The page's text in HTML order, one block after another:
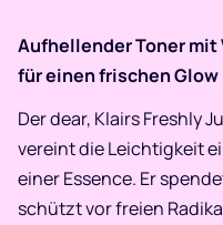
Aufhellender Toner
für einen frischen Glow
Der dear, Klairs Freshly
vereint die Leichtigkeit
einer Essence. Er
schützt vor freien